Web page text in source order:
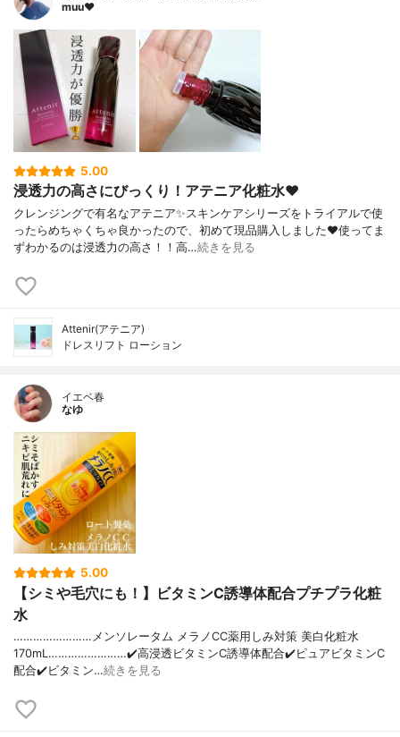
muu❤︎
5.00
浸透力の高さにびっくり！アテニア化粧水❤️
クレンジングで有名なアテニア✨スキンケアシリーズをトライアルで使
ったらめちゃくちゃ良かったので、初めて現品購入しました❤️使ってま
ずわかるのは浸透力の高さ！！高…続きを見る
Attenir(アテニア)
ドレスリフト ローション
イエベ春
なゆ
5.00
【シミや毛穴にも！】ビタミンC誘導体配合プチプラ化粧
水
……………………メンソレータム メラノCC薬用しみ対策 美白化粧水
170mL……………………✔️高浸透ビタミンC誘導体配合✔️ピュアビタミンC
配合✔️ビタミン…続きを見る